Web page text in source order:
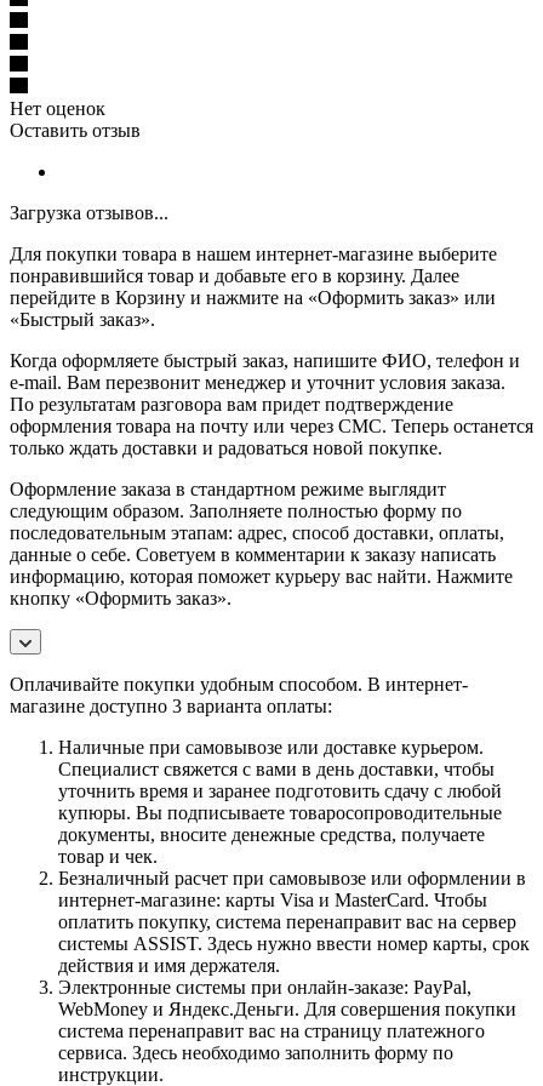
Нет оценок
Оставить отзыв
Загрузка отзывов...
Для покупки товара в нашем интернет-магазине выберите
понравившийся товар и добавьте его в корзину. Далее
перейдите в Корзину и нажмите на «Оформить заказ» или
«Быстрый заказ».
Когда оформляете быстрый заказ, напишите ФИО, телефон и
e-mail. Вам перезвонит менеджер и уточнит условия заказа.
По результатам разговора вам придет подтверждение
оформления товара на почту или через СМС. Теперь останется
только ждать доставки и радоваться новой покупке.
Оформление заказа в стандартном режиме выглядит
следующим образом. Заполняете полностью форму по
последовательным этапам: адрес, способ доставки, оплаты,
данные о себе. Советуем в комментарии к заказу написать
информацию, которая поможет курьеру вас найти. Нажмите
кнопку «Оформить заказ».
Оплачивайте покупки удобным способом. В интернет-
магазине доступно 3 варианта оплаты:
Наличные при самовывозе или доставке курьером.
Специалист свяжется с вами в день доставки, чтобы
уточнить время и заранее подготовить сдачу с любой
купюры. Вы подписываете товаросопроводительные
документы, вносите денежные средства, получаете
товар и чек.
Безналичный расчет при самовывозе или оформлении в
интернет-магазине: карты Visa и MasterCard. Чтобы
оплатить покупку, система перенаправит вас на сервер
системы ASSIST. Здесь нужно ввести номер карты, срок
действия и имя держателя.
Электронные системы при онлайн-заказе: PayPal,
WebMoney и Яндекс.Деньги. Для совершения покупки
система перенаправит вас на страницу платежного
сервиса. Здесь необходимо заполнить форму по
инструкции.